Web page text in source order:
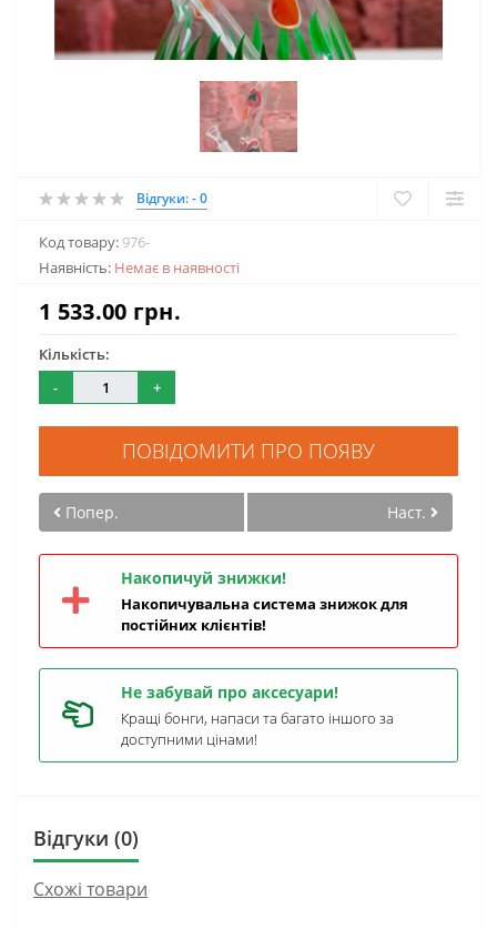
Відгуки: - 0
Код товару: 976-
Наявність: Немає в наявності
1 533.00 грн.
Кількість:
-
+
ПОВІДОМИТИ ПРО ПОЯВУ
Попер. Наст.
Накопичуй знижки!
Накопичувальна система знижок для
постійних клієнтів!
Не забувай про аксесуари!
Кращі бонги, напаси та багато іншого за
доступними цінами!
Відгуки (0)
Схожі товари